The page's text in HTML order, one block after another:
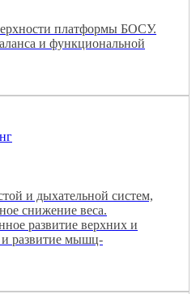
платформы БОСУ.
и функциональной
и дыхательной систем,
снижение веса.
развитие верхних и
развитие мышц-